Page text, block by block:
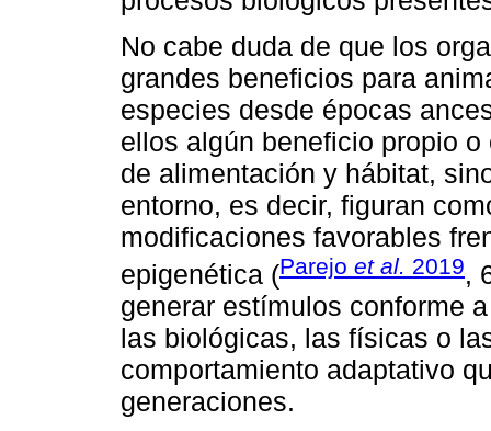
No cabe duda de que los
grandes beneficios para
especies desde épocas
ellos algún beneficio propio
de alimentación y hábitat,
entorno, es decir, figuran
modificaciones favorables
epigenética (Parejo et al. 2019,
generar estímulos conforme
las biológicas, las físicas o
comportamiento adaptativo
generaciones.